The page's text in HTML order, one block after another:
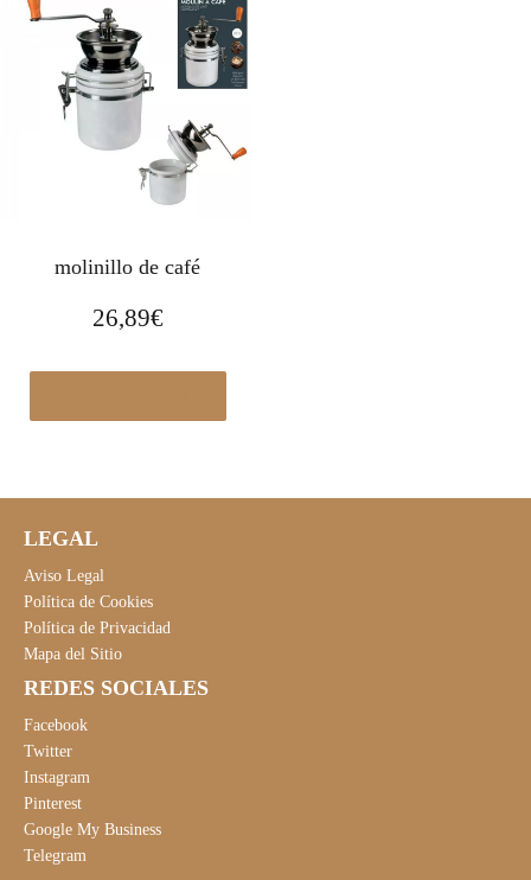
molinillo de café
26,89€
LEGAL
Aviso Legal
Política de Cookies
Política de Privacidad
Mapa del Sitio
REDES SOCIALES
Facebook
Twitter
Instagram
Pinterest
Google My Business
Telegram